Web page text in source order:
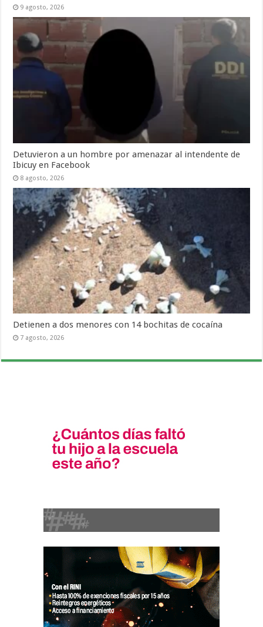
9 agosto, 2026
Detuvieron a un hombre por amenazar al intendente de
Ibicuy en Facebook
8 agosto, 2026
Detienen a dos menores con 14 bochitas de cocaína
7 agosto, 2026